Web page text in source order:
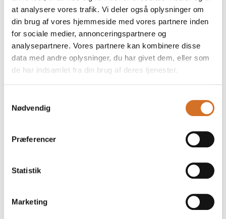
at analysere vores trafik. Vi deler også oplysninger om
din brug af vores hjemmeside med vores partnere inden
for sociale medier, annonceringspartnere og
analysepartnere. Vores partnere kan kombinere disse
data med andre oplysninger, du har givet dem, eller som
de har indsamlet fra din brug af deres tjenester.
Nødvendig
Præferencer
Statistik
Marketing
Foodexpo